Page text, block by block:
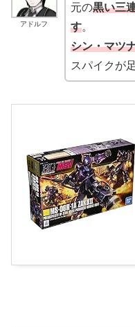
アドルフ
元の黒い三
す。
シン・マツ
スパイクが